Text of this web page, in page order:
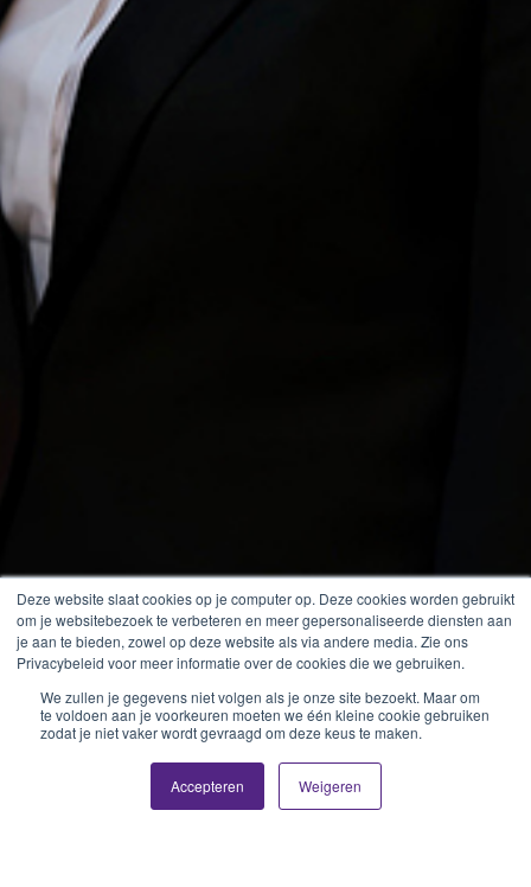
Deze website slaat cookies op je computer op. Deze cookies worden gebruikt
om je websitebezoek te verbeteren en meer gepersonaliseerde diensten aan
je aan te bieden, zowel op deze website als via andere media. Zie ons
Privacybeleid voor meer informatie over de cookies die we gebruiken.
We zullen je gegevens niet volgen als je onze site bezoekt. Maar om
te voldoen aan je voorkeuren moeten we één kleine cookie gebruiken
zodat je niet vaker wordt gevraagd om deze keus te maken.
Accepteren Weigeren